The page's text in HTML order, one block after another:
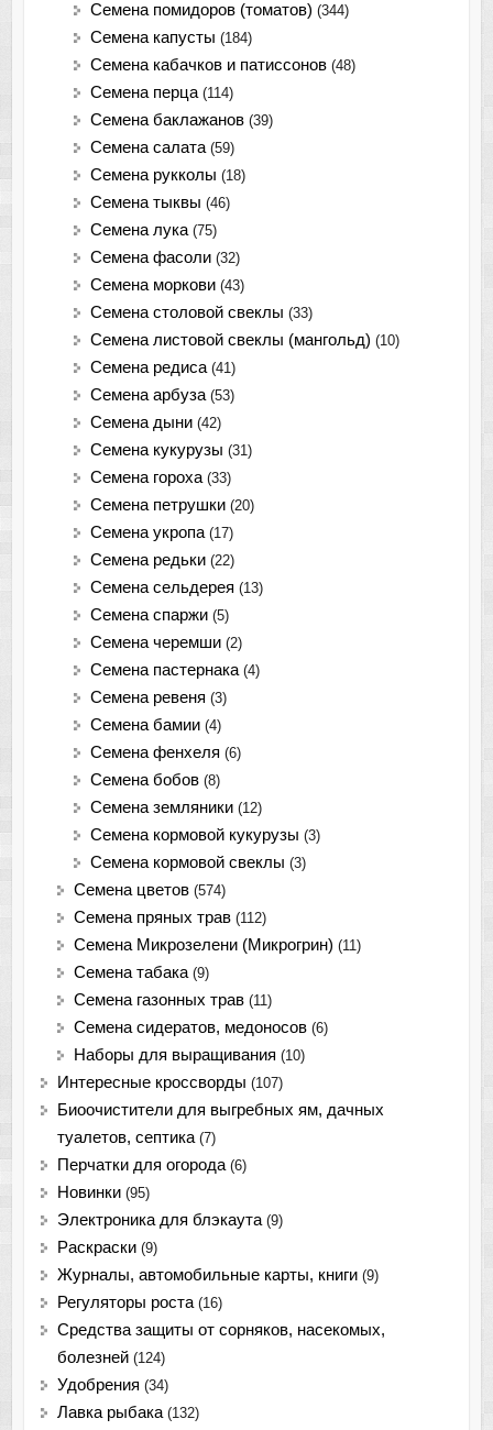
Семена помидоров (томатов) (344)
Семена капусты (184)
Семена кабачков и патиссонов (48)
Семена перца (114)
Семена баклажанов (39)
Семена салата (59)
Семена рукколы (18)
Семена тыквы (46)
Семена лука (75)
Cемена фасоли (32)
Семена моркови (43)
Семена столовой свеклы (33)
Семена листовой свеклы (мангольд) (10)
Семена редиса (41)
Семена арбуза (53)
Семена дыни (42)
Семена кукурузы (31)
Семена гороха (33)
Семена петрушки (20)
Семена укропа (17)
Семена редьки (22)
Семена сельдерея (13)
Семена спаржи (5)
Семена черемши (2)
Семена пастернака (4)
Семена ревеня (3)
Семена бамии (4)
Семена фенхеля (6)
Семена бобов (8)
Семена земляники (12)
Семена кормовой кукурузы (3)
Семена кормовой свеклы (3)
Семена цветов (574)
Семена пряных трав (112)
Семена Микрозелени (Микрогрин) (11)
Семена табака (9)
Семена газонных трав (11)
Семена сидератов, медоносов (6)
Наборы для выращивания (10)
Интересные кроссворды (107)
Биоочистители для выгребных ям, дачных
туалетов, септика (7)
Перчатки для огорода (6)
Новинки (95)
Электроника для блэкаута (9)
Раскраски (9)
Журналы, автомобильные карты, книги (9)
Регуляторы роста (16)
Средства защиты от сорняков, насекомых,
болезней (124)
Удобрения (34)
Лавка рыбака (132)